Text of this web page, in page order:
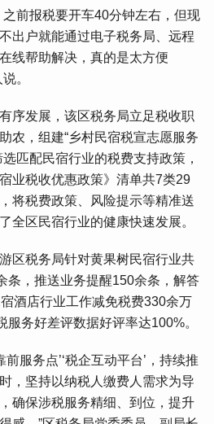
前报税要开车40分钟左右，但现
出户就能通过电子税务局、远程
线帮助解决，真的是太方便
。
发展，该区税务局立足税收职
农，组建“乡村民宿税宣志愿服务
匹配民宿行业的税费支持政策，
业税收优惠政策》清单共7类29
将税费政策、风险提示等精准送
全区民宿行业的健康快速发展。
税务局针对黄果树民宿行业共
条，推送业务提醒150余条，解答
酒店行业工作减免税费330余万
务好差评数据好评率达100%。
服务点’‘税企互动平台’，持续推
时，坚持以纳税人缴费人需求为导
确保涉税服务精细、到位，提升